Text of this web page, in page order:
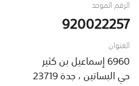
الرقم الموحد
920022257
العنوان
6960 إسماعيل بن كثير
حي البساتين ، جدة 23719